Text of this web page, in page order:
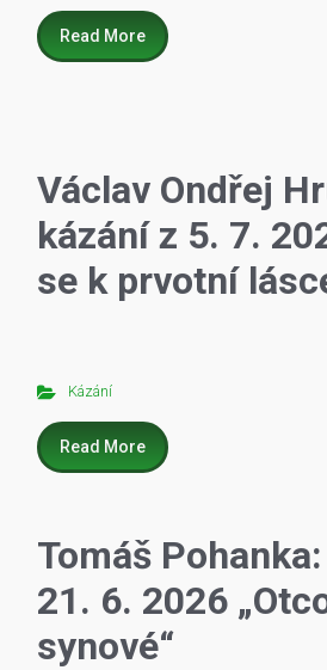
Read More
Václav Ondřej
kázání z 5. 7.
se k prvotní
Kázání
Read More
Tomáš
21. 6. 2026
synové“